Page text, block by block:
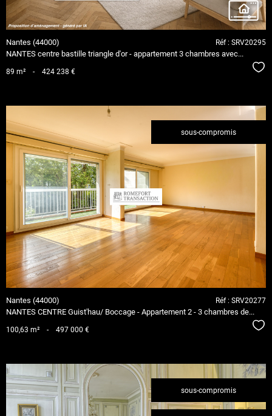
Nantes (44000)
NANTES centre bastille triangle d'or - appartement 3 chambres avec...
Réf : SRV20295
89 m² - 424 238 €
sous-compromis
voir le
bien
Nantes (44000)
NANTES CENTRE Guist'hau/ Boccage - Appartement 2 - 3 chambres de...
Réf : SRV20277
100,63 m² - 497 000 €
sous-compromis